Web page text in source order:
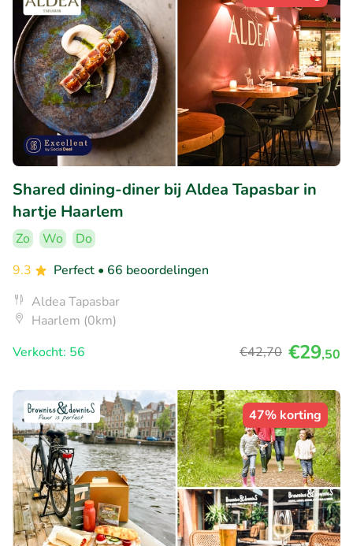
Shared dining-diner bij Aldea Tapasbar in
hartje Haarlem
Zo Wo
Do
9.3
Perfect • 66 beoordelingen
Aldea Tapasbar
Haarlem (0km)
Verkocht: 56
€42,70 €29,50
47% korting